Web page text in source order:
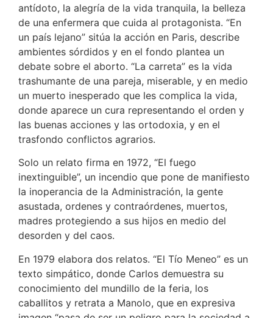
antídoto, la alegría de la vida tranquila, la belleza
de una enfermera que cuida al protagonista. “En
un país lejano” sitúa la acción en Paris, describe
ambientes sórdidos y en el fondo plantea un
debate sobre el aborto. “La carreta” es la vida
trashumante de una pareja, miserable, y en medio
un muerto inesperado que les complica la vida,
donde aparece un cura representando el orden y
las buenas acciones y las ortodoxia, y en el
trasfondo conflictos agrarios.
Solo un relato firma en 1972, “El fuego
inextinguible”, un incendio que pone de manifiesto
la inoperancia de la Administración, la gente
asustada, ordenes y contraórdenes, muertos,
madres protegiendo a sus hijos en medio del
desorden y del caos.
En 1979 elabora dos relatos. “El Tío Meneo” es un
texto simpático, donde Carlos demuestra su
conocimiento del mundillo de la feria, los
caballitos y retrata a Manolo, que en expresiva